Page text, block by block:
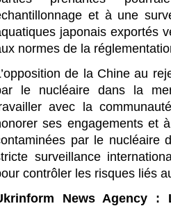
et à une
japonais exportés
normes de la
de la Chine au
le nucléaire dans la
avec la
ses engagements et
par le nucléaire
surveillance
contrôler les risques liés
News Agency :